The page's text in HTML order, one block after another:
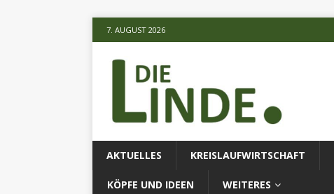
7. AUGUST 2026
AKTUELLES KREISLAUFWIRTSCHAFT
KÖPFE UND IDEEN WEITERES